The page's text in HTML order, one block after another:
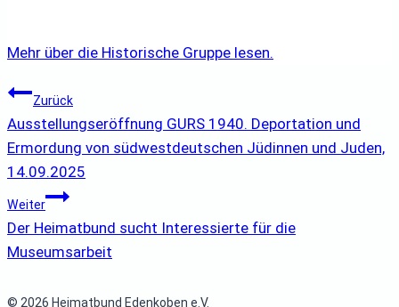
Mehr über die Historische Gruppe lesen.
Beitragsnavigation
Zurück
Ausstellungseröffnung GURS 1940. Deportation und
Ermordung von südwestdeutschen Jüdinnen und Juden,
14.09.2025
Weiter
Der Heimatbund sucht Interessierte für die
Museumsarbeit
© 2026 Heimatbund Edenkoben e.V.